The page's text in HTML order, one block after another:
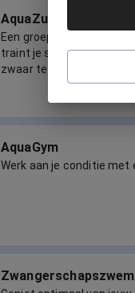
AquaZumba
Een groepsles in met
traint je spieren en blijft
zwaar te belasten.
AquaGym
Werk aan je conditie met